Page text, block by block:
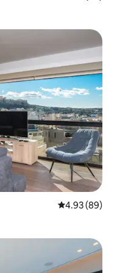
5 ರಲ್ಲಿ 4.93
4.93 (89)